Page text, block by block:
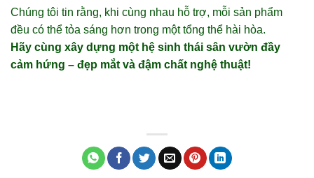
Chúng tôi tin rằng, khi cùng nhau hỗ trợ, mỗi sản phẩm
đều có thể tỏa sáng hơn trong một tổng thể hài hòa.
Hãy cùng xây dựng một hệ sinh thái sân vườn đầy
cảm hứng – đẹp mắt và đậm chất nghệ thuật!